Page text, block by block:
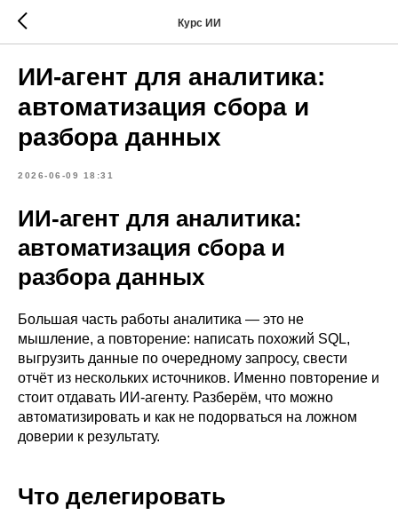
Курс ИИ
ИИ-агент для аналитика:
автоматизация сбора и
разбора данных
2026-06-09 18:31
ИИ-агент для аналитика:
автоматизация сбора и
разбора данных
Большая часть работы аналитика — это не
мышление, а повторение: написать похожий SQL,
выгрузить данные по очередному запросу, свести
отчёт из нескольких источников. Именно повторение и
стоит отдавать ИИ-агенту. Разберём, что можно
автоматизировать и как не подорваться на ложном
доверии к результату.
Что делегировать